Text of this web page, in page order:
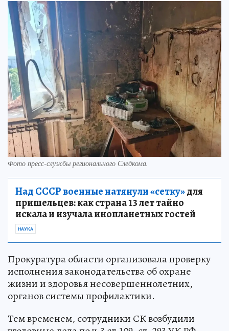
Фото пресс-службы регионального Следкома.
Над СССР военные натянули «сетку»для
пришельцев: как страна 13 лет тайно
искала и изучала инопланетных гостей
НАУКА
Прокуратура области организовала проверку
исполнения законодательства об охране
жизни и здоровья несовершеннолетних,
органов системы профилактики.
Тем временем, сотрудники СК возбудили